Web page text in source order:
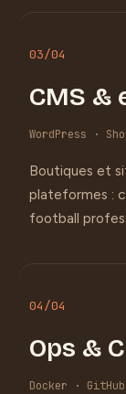
03/04
CMS &
WordPress ·
Boutiques et
plateformes :
football
04/04
Ops &
Docker ·